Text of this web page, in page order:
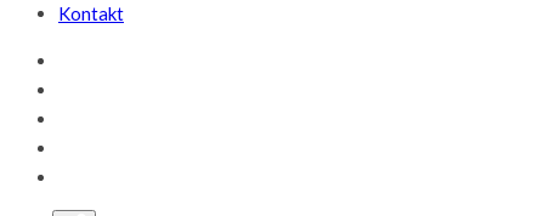
Kontakt